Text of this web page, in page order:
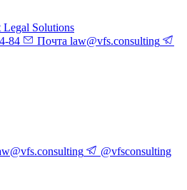
Legal Solutions
84 Почта law@vfs.consulting
@vfsconsulting